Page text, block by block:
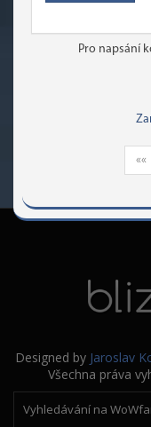
Pro napsání
««
Designed by Jaroslav
Všechna práva